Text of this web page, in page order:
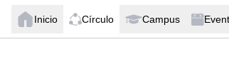
Inicio Círculo Campus